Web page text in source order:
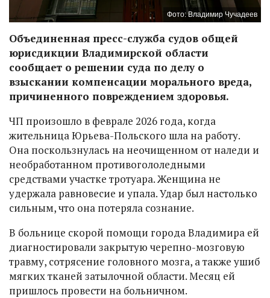
Фото: Владимир Чучадеев
Объединенная пресс-служба судов общей
юрисдикции Владимирской области
сообщает о решении суда по делу о
взыскании компенсации морального вреда,
причиненного повреждением здоровья.
ЧП произошло в феврале 2026 года, когда
жительница Юрьева-Польского шла на работу.
Она поскользнулась на неочищенном от наледи и
необработанном противогололедными
средствами участке тротуара. Женщина не
удержала равновесие и упала. Удар был настолько
сильным, что она потеряла сознание.
В больнице скорой помощи города Владимира ей
диагностировали закрытую черепно-мозговую
травму, сотрясение головного мозга, а также ушиб
мягких тканей затылочной области. Месяц ей
пришлось провести на больничном.